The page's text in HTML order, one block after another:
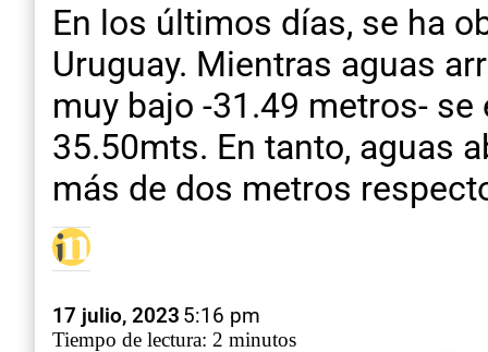
En los últimos días, se ha
Uruguay. Mientras aguas
muy bajo -31.49 metros-
35.50mts. En tanto, aguas
más de dos metros
17 julio, 2023 5:16 pm
Tiempo de lectura: 2 minutos